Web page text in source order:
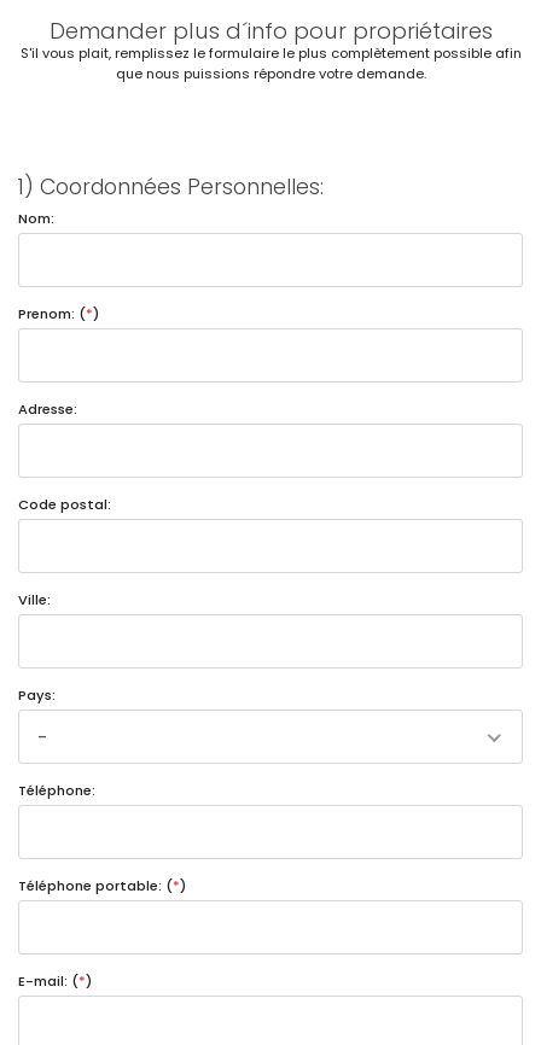
Demander plus d´info pour propriétaires
S'il vous plait, remplissez le formulaire le plus complètement possible afin
que nous puissions répondre votre demande.
1) Coordonnées Personnelles:
Nom:
Prenom: (*)
Adresse:
Code postal:
Ville:
Pays:
-
Téléphone:
Téléphone portable: (*)
E-mail: (*)